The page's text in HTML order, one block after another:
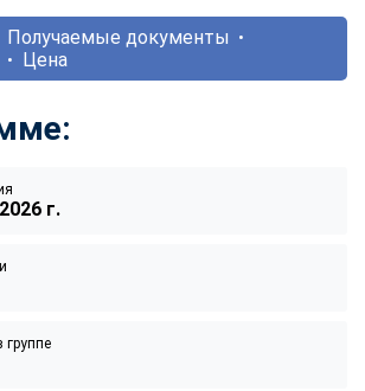
Получаемые документы
Цена
г.
группе